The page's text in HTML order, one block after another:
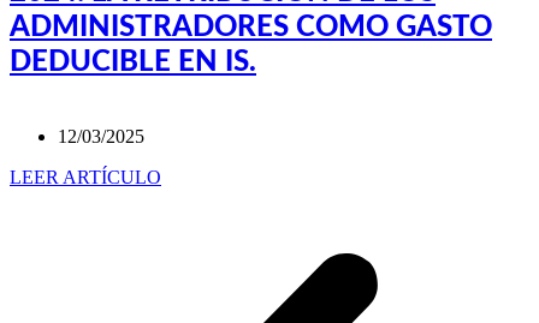
ADMINISTRADORES COMO GASTO
DEDUCIBLE EN IS.
12/03/2025
LEER ARTÍCULO